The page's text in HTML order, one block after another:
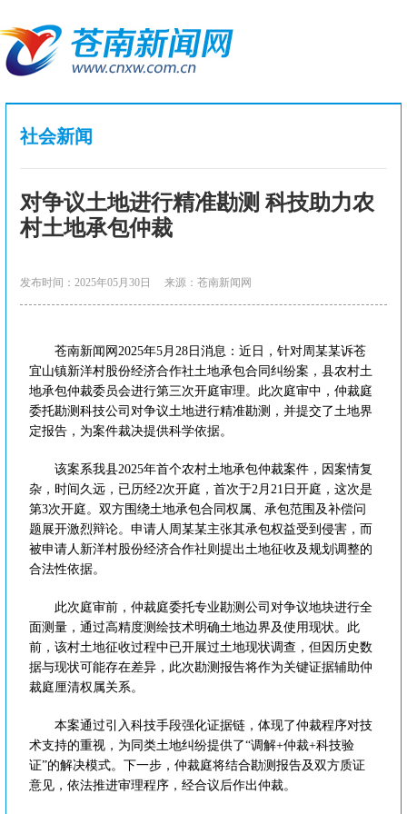
社会新闻
对争议土地进行精准勘测 科技助力农
村土地承包仲裁
发布时间：2025年05月30日 来源：苍南新闻网
苍南新闻网2025年5月28日消息：近日，针对周某某诉苍
宜山镇新洋村股份经济合作社土地承包合同纠纷案，县农村土
地承包仲裁委员会进行第三次开庭审理。此次庭审中，仲裁庭
委托勘测科技公司对争议土地进行精准勘测，并提交了土地界
定报告，为案件裁决提供科学依据。
该案系我县2025年首个农村土地承包仲裁案件，因案情复
杂，时间久远，已历经2次开庭，首次于2月21日开庭，这次是
第3次开庭。双方围绕土地承包合同权属、承包范围及补偿问
题展开激烈辩论。申请人周某某主张其承包权益受到侵害，而
被申请人新洋村股份经济合作社则提出土地征收及规划调整的
合法性依据。
此次庭审前，仲裁庭委托专业勘测公司对争议地块进行全
面测量，通过高精度测绘技术明确土地边界及使用现状。此
前，该村土地征收过程中已开展过土地现状调查，但因历史数
据与现状可能存在差异，此次勘测报告将作为关键证据辅助仲
裁庭厘清权属关系。
本案通过引入科技手段强化证据链，体现了仲裁程序对技
术支持的重视，为同类土地纠纷提供了“调解+仲裁+科技验
证”的解决模式。下一步，仲裁庭将结合勘测报告及双方质证
意见，依法推进审理程序，经合议后作出仲裁。